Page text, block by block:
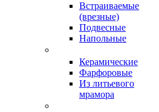
Встраиваемые
(врезные)
Подвесные
Напольные
Керамические
Фарфоровые
Из литьевого
мрамора